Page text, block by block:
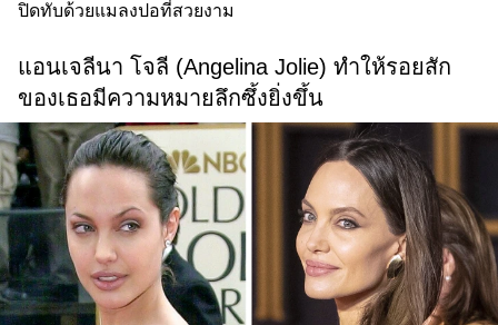
ปิดทับด้วยแมลงปอที่สวยงาม
แอนเจลีนา โจลี (Angelina Jolie) ทำให้รอยสัก
ของเธอมีความหมายลึกซึ้งยิ่งขึ้น